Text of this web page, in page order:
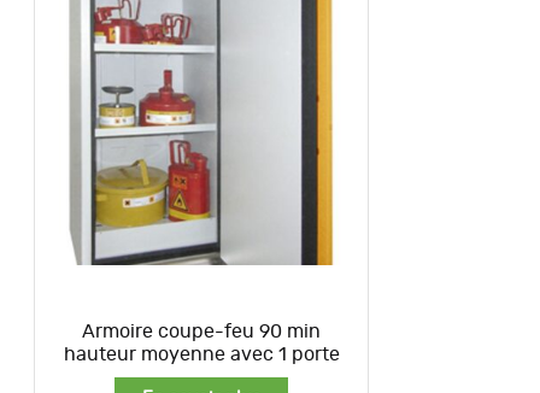
Armoire coupe-feu 90 min
hauteur moyenne avec 1 porte